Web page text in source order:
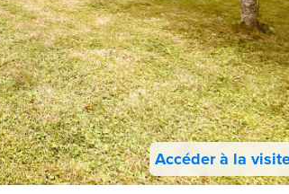
Accéder à la